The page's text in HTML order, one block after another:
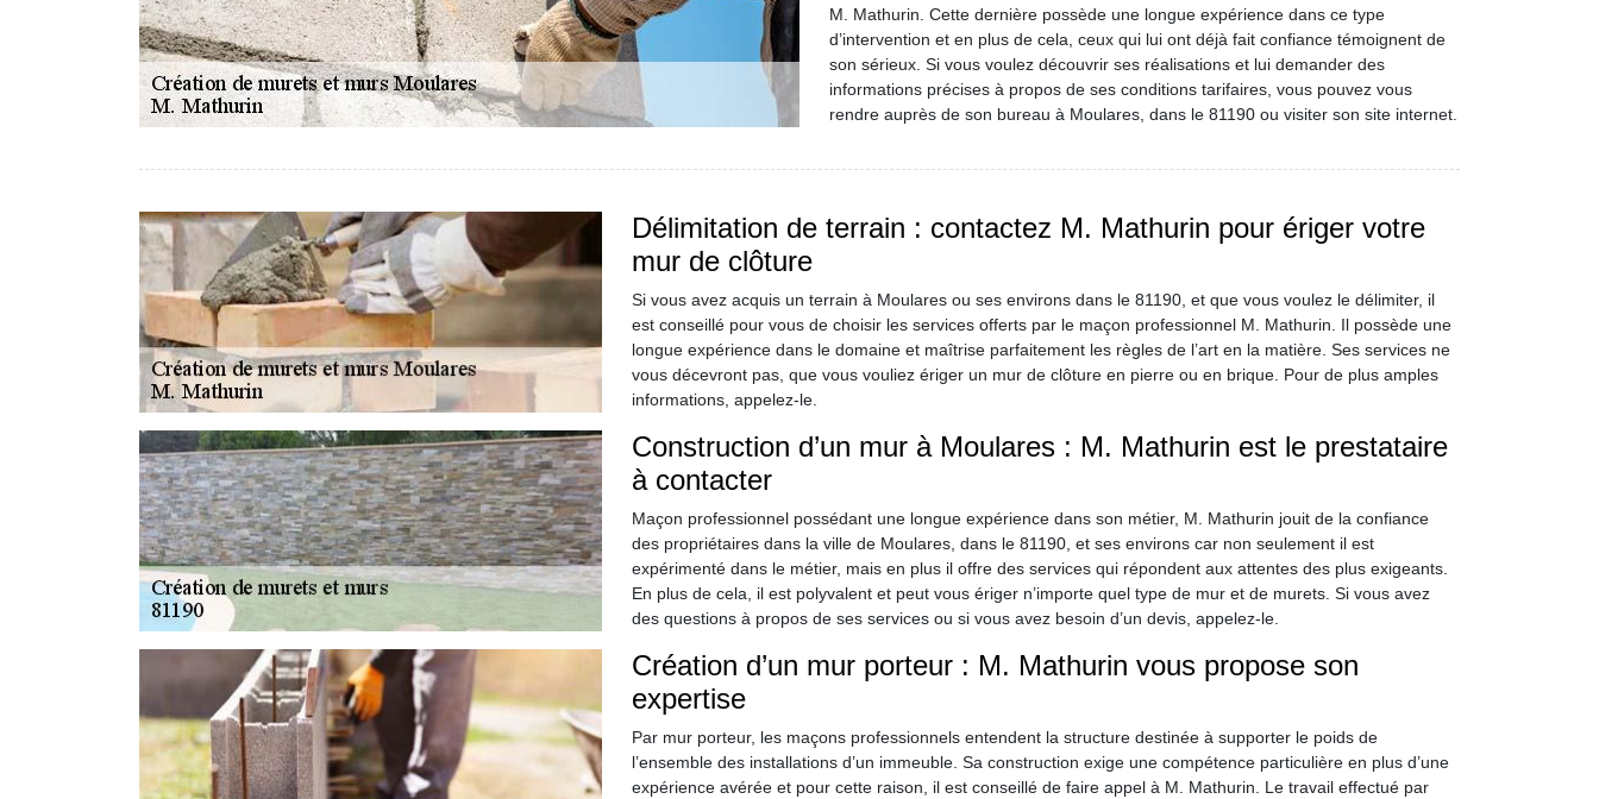
M. Mathurin. Cette dernière possède une longue expérience dans ce type
d’intervention et en plus de cela, ceux qui lui ont déjà fait confiance témoignent de
son sérieux. Si vous voulez découvrir ses réalisations et lui demander des
informations précises à propos de ses conditions tarifaires, vous pouvez vous
rendre auprès de son bureau à Moulares, dans le 81190 ou visiter son site internet.
Délimitation de terrain : contactez M. Mathurin pour ériger votre
mur de clôture
Si vous avez acquis un terrain à Moulares ou ses environs dans le 81190, et que vous voulez le délimiter, il
est conseillé pour vous de choisir les services offerts par le maçon professionnel M. Mathurin. Il possède une
longue expérience dans le domaine et maîtrise parfaitement les règles de l’art en la matière. Ses services ne
vous décevront pas, que vous vouliez ériger un mur de clôture en pierre ou en brique. Pour de plus amples
informations, appelez-le.
Construction d’un mur à Moulares : M. Mathurin est le prestataire
à contacter
Maçon professionnel possédant une longue expérience dans son métier, M. Mathurin jouit de la confiance
des propriétaires dans la ville de Moulares, dans le 81190, et ses environs car non seulement il est
expérimenté dans le métier, mais en plus il offre des services qui répondent aux attentes des plus exigeants.
En plus de cela, il est polyvalent et peut vous ériger n’importe quel type de mur et de murets. Si vous avez
des questions à propos de ses services ou si vous avez besoin d’un devis, appelez-le.
Création d’un mur porteur : M. Mathurin vous propose son
expertise
Par mur porteur, les maçons professionnels entendent la structure destinée à supporter le poids de
l’ensemble des installations d’un immeuble. Sa construction exige une compétence particulière en plus d’une
expérience avérée et pour cette raison, il est conseillé de faire appel à M. Mathurin. Le travail effectué par